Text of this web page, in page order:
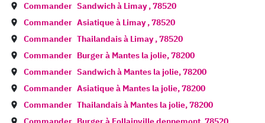
Commander Sandwich à Limay,78520
Commander Asiatique à Limay,78520
Commander Thailandais à Limay,78520
Commander Burger à Mantes la jolie,78200
Commander Sandwich à Mantes la jolie,78200
Commander Asiatique à Mantes la jolie,78200
Commander Thailandais à Mantes la jolie,78200